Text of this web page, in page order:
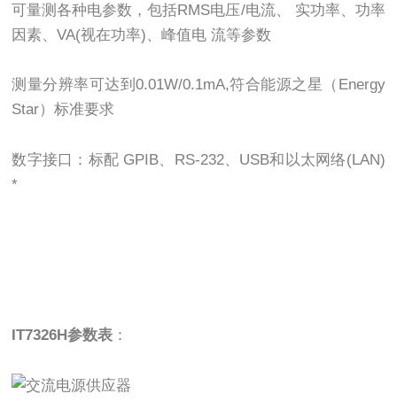
可量测各种电参数，包括RMS电压/电流、 实功率、功率
因素、VA(视在功率)、峰值电 流等参数
测量分辨率可达到0.01W/0.1mA,符合能源之星（Energy
Star）标准要求
数字接口：标配 GPIB、RS-232、USB和以太网络(LAN)
*
IT7326H参数表 ：